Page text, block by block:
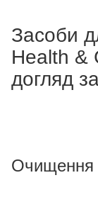
Засоби
Health &
догляд
Очищення